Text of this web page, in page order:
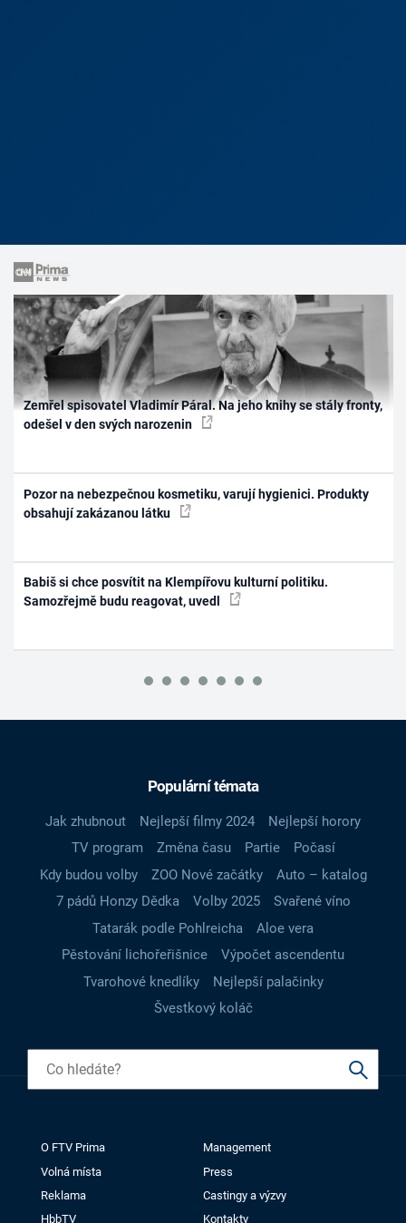
Zemřel spisovatel Vladimír Páral. Na jeho knihy se stály fronty,
odešel v den svých narozenin
Pozor na nebezpečnou kosmetiku, varují hygienici. Produkty
obsahují zakázanou látku
Babiš si chce posvítit na Klempířovu kulturní politiku.
Samozřejmě budu reagovat, uvedl
Populární témata
Jak zhubnout Nejlepší filmy 2024
Nejlepší horory
TV program
Změna času Partie
Počasí
Kdy budou volby
ZOO Nové začátky
Auto – katalog
7 pádů Honzy Dědka
Volby 2025
Svařené víno
Tatarák podle Pohlreicha
Aloe vera
Pěstování lichořeřišnice
Výpočet ascendentu
Tvarohové knedlíky
Nejlepší palačinky
Švestkový koláč
O FTV Prima
Management
Volná místa
Press
Reklama
Castingy a výzvy
HbbTV
Kontakty